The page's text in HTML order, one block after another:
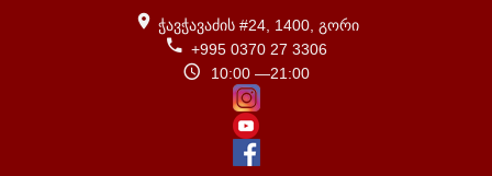
ჭავჭავაძის #24, 1400, გორი
+995 0370 27 3306
10:00 —21:00